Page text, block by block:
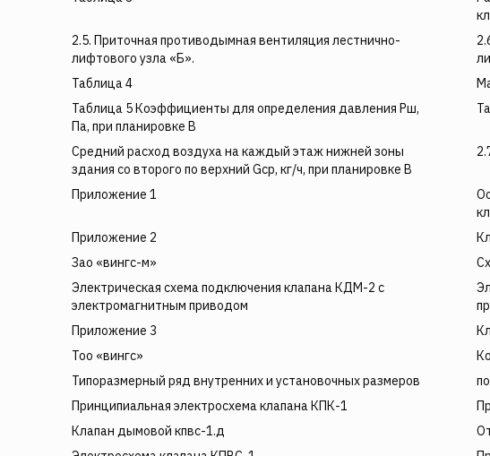
2.5. Приточная противодымная вентиляция лестнично-
лифтового узла «Б».
Таблица 4
Таблица 5 Коэффициенты для определения давления Рш,
Па, при планировке В
Средний расход воздуха на каждый этаж нижней зоны
здания со второго по верхний Gср, кг/ч, при планировке В
Приложение 1
Приложение 2
Зао «вингс-м»
Электрическая схема подключения клапана КДМ-2 с
электромагнитным приводом
Приложение 3
Тоо «вингс»
Типоразмерный ряд внутренних и установочных размеров
Принципиальная электросхема клапана КПК-1
Клапан дымовой кпвс-1.д